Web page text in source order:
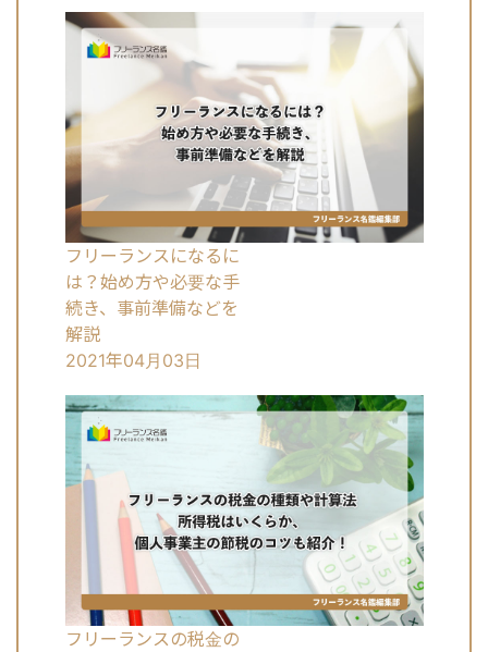
フリーランスになるに
は？始め方や必要な手
続き、事前準備などを
解説
2021年04月03日
フリーランスの税金の